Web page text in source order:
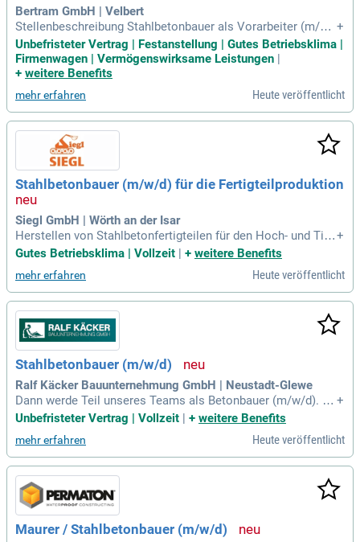
Bertram GmbH | Velbert
Stellenbeschreibung Stahlbetonbauer als Vorarbeiter (m/w/
d): Führung einer 3 bis 4-Mann starken Kolonne auf unseren
bundesweiten Baustellen; Baustellenberichte erstellen & Do
kumentation der Arbeitsleistungen; Leistungserfassung, Arb
+
Unbefristeter Vertrag | Festanstellung | Gutes Betriebsklima |
Firmenwagen | Vermögenswirksame Leistungen |
+ weitere Benefits
mehr erfahren Heute veröffentlicht
Stahlbetonbauer (m/w/d) für die Fertigteilproduktion
Siegl GmbH | Wörth an der Isar
Herstellen von Stahlbetonfertigteilen für den Hoch- und Tief
bau; Durchführen von Schal- und Bewehrungsarbeiten; Einbri
esen und umsetzen branchenüblicher Fertigteilpläne; Nacha
rbeiten an Stahlbetonfertigteilen
+
Gutes Betriebsklima | Vollzeit | + weitere Benefits
mehr erfahren Heute veröffentlicht
Stahlbetonbauer (m/w/d)
Ralf Käcker Bauunternehmung GmbH | Neustadt-Glewe
Dann werde Teil unseres Teams als Betonbauer (m/w/d). H
erstellung und Verarbeitung von Betonbauteilen; Betonieren
ngsarbeiten; Unterstützung bei allgemeinen Bauarbeiten.
+
Unbefristeter Vertrag | Vollzeit
+ weitere Benefits
mehr erfahren Heute veröffentlicht
Maurer / Stahlbetonbauer (m/w/d)